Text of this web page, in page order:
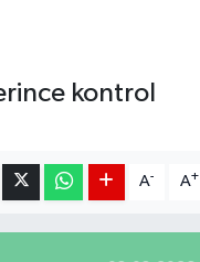
kontrol
A- A+